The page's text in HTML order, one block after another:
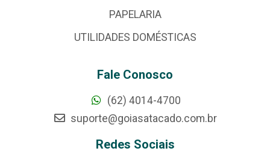
PAPELARIA
UTILIDADES DOMÉSTICAS
Fale Conosco
(62) 4014-4700
suporte@goiasatacado.com.br
Redes Sociais